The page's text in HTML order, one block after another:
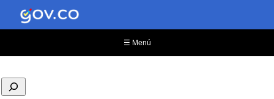
☰ Menú